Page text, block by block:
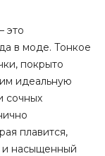
это
в моде. Тонкое
покрыто
идеальную
сочных
плавится,
и насыщенный